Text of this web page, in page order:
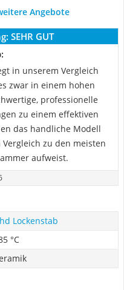
Angebote
SEHR GUT
in unserem Vergleich
zwar in einem hohen
professionelle
zu einem effektiven
das handliche Modell
zu den meisten
aufweist.
Lockenstab
°C